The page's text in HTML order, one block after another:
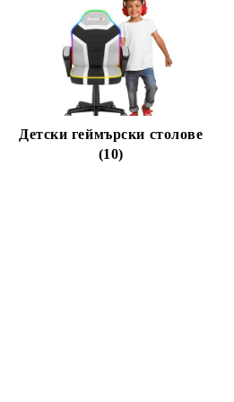
Детски геймърски столове
(10)